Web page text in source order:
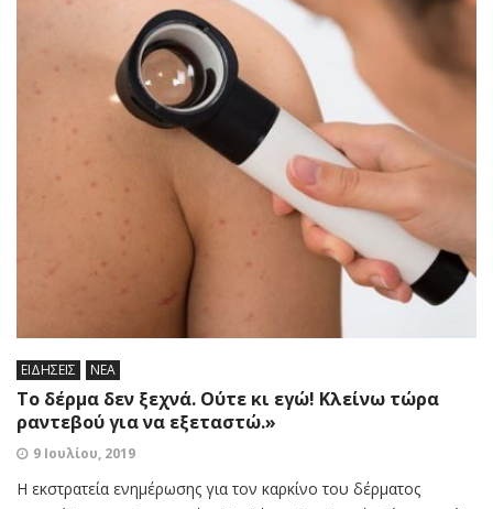
ΕΙΔΗΣΕΙΣ ΝΕΑ
Το δέρμα δεν ξεχνά. Oύτε κι εγώ! Κλείνω τώρα
ραντεβού για να εξεταστώ.»
9 Ιουλίου, 2019
H εκστρατεία ενημέρωσης για τον καρκίνο του δέρματος